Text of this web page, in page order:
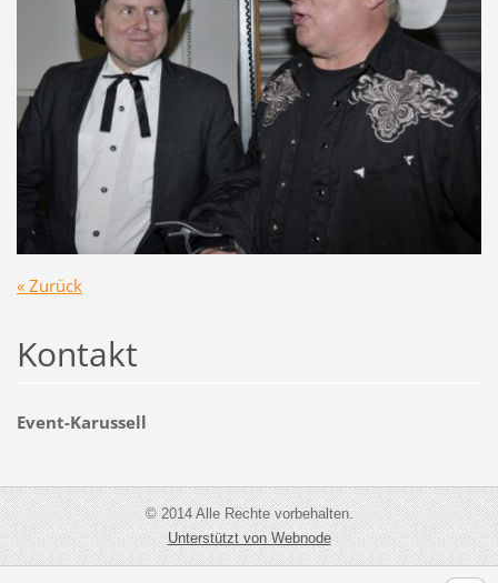
« Zurück
Kontakt
Event-Karussell
© 2014 Alle Rechte vorbehalten.
Unterstützt von Webnode